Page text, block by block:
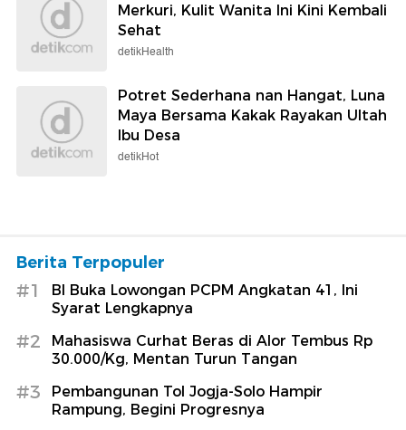
Merkuri, Kulit Wanita Ini Kini Kembali
Sehat
detikHealth
Potret Sederhana nan Hangat, Luna
Maya Bersama Kakak Rayakan Ultah
Ibu Desa
detikHot
Berita Terpopuler
#1
BI Buka Lowongan PCPM Angkatan 41, Ini
Syarat Lengkapnya
#2
Mahasiswa Curhat Beras di Alor Tembus Rp
30.000/Kg, Mentan Turun Tangan
#3
Pembangunan Tol Jogja-Solo Hampir
Rampung, Begini Progresnya